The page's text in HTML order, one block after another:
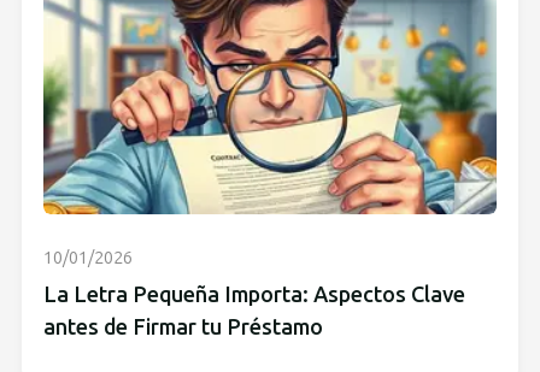
10/01/2026
La Letra Pequeña Importa: Aspectos Clave
antes de Firmar tu Préstamo